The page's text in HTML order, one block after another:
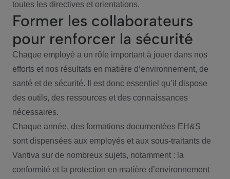
toutes les directives et orientations.
Former les collaborateurs
pour renforcer la sécurité
Chaque employé a un rôle important à jouer dans nos
efforts et nos résultats en matière d’environnement, de
santé et de sécurité. Il est donc essentiel qu’il dispose
des outils, des ressources et des connaissances
nécessaires.
Chaque année, des formations documentées EH&S
sont dispensées aux employés et aux sous-traitants de
Vantiva sur de nombreux sujets, notamment : la
conformité et la protection en matière d’environnement